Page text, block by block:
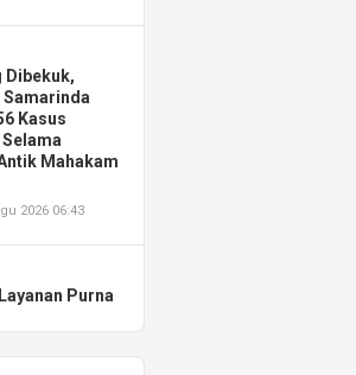
Dibekuk,
Kasus
Mahakam
2026 06:43
Purna
AHASS